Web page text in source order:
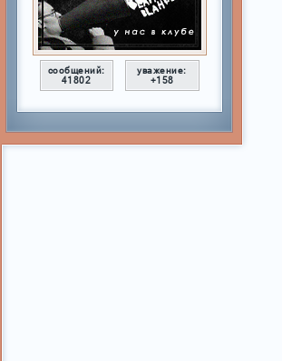
сообщений:
41802
уважение:
+158